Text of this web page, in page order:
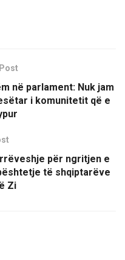
në parlament: Nuk jam
i komunitetit që e
për ngritjen e
të shqiptarëve
Zi